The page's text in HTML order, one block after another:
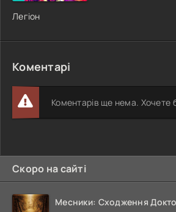
Легіон
Коментарі
Коментарів ще нема. Хочете
Скоро на сайті
Месники: Сходження